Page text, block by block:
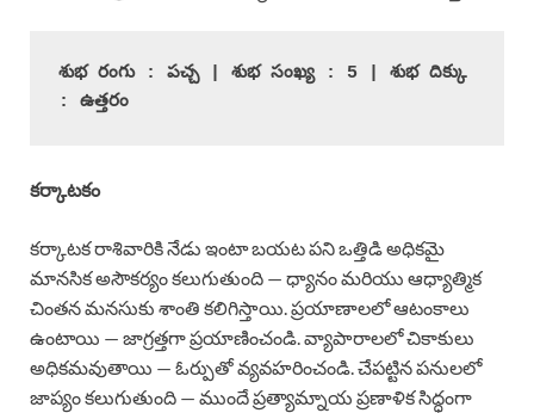
శుభ రంగు : పచ్చ | శుభ సంఖ్య : 5 | శుభ దిక్కు
: ఉత్తరం
కర్కాటకం
కర్కాటక రాశివారికి నేడు ఇంటా బయట పని ఒత్తిడి అధికమై
మానసిక అసౌకర్యం కలుగుతుంది — ధ్యానం మరియు ఆధ్యాత్మిక
చింతన మనసుకు శాంతి కలిగిస్తాయి. ప్రయాణాలలో ఆటంకాలు
ఉంటాయి — జాగ్రత్తగా ప్రయాణించండి. వ్యాపారాలలో చికాకులు
అధికమవుతాయి — ఓర్పుతో వ్యవహరించండి. చేపట్టిన పనులలో
జాప్యం కలుగుతుంది — ముందే ప్రత్యామ్నాయ ప్రణాళిక సిద్ధంగా